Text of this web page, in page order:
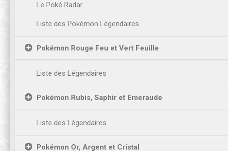
Le Poké Radar
Liste des Pokémon Légendaires
Pokémon Rouge Feu et Vert Feuille
Liste des Légendaires
Pokémon Rubis, Saphir et Emeraude
Liste des Légendaires
Pokémon Or, Argent et Cristal